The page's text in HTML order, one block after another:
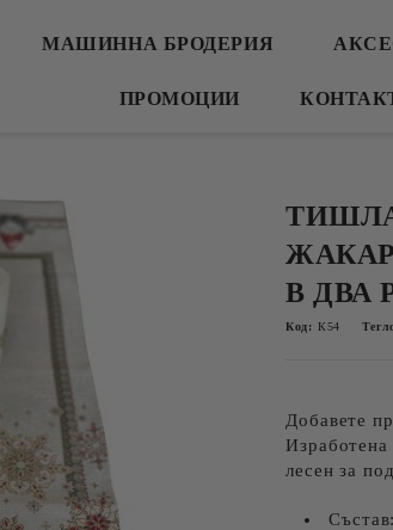
МАШИННА БРОДЕРИЯ
ПРОМОЦИИ
В ДВА
Код: К54
Добавете
Изработена
лесен за